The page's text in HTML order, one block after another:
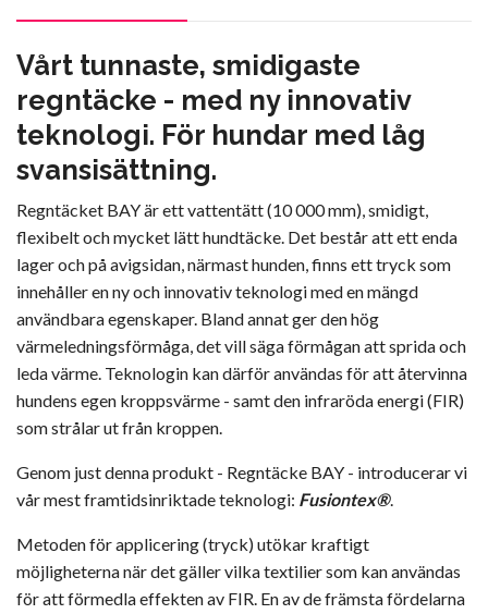
Vårt tunnaste, smidigaste
regntäcke - med ny innovativ
teknologi. För hundar med låg
svansisättning.
Regntäcket BAY är ett vattentätt (10 000 mm), smidigt,
flexibelt och mycket lätt hundtäcke. Det består att ett enda
lager och på avigsidan, närmast hunden, finns ett tryck som
innehåller en ny och innovativ teknologi med en mängd
användbara egenskaper. Bland annat ger den hög
värmeledningsförmåga, det vill säga förmågan att sprida och
leda värme. Teknologin kan därför användas för att återvinna
hundens egen kroppsvärme - samt den infraröda energi (FIR)
som strålar ut från kroppen.
Genom just denna produkt - Regntäcke BAY - introducerar vi
vår mest framtidsinriktade teknologi: Fusiontex®.
Metoden för applicering (tryck) utökar kraftigt
möjligheterna när det gäller vilka textilier som kan användas
för att förmedla effekten av FIR. En av de främsta fördelarna